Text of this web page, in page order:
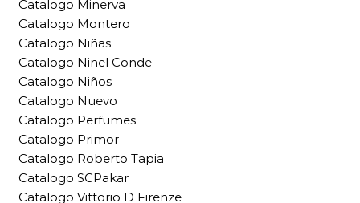
Catalogo Minerva
Catalogo Montero
Catalogo Niñas
Catalogo Ninel Conde
Catalogo Niños
Catalogo Nuevo
Catalogo Perfumes
Catalogo Primor
Catalogo Roberto Tapia
Catalogo SCPakar
Catalogo Vittorio D Firenze